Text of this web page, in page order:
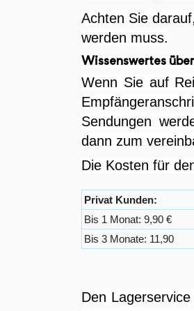
Achten Sie
werden muss.
Wissenswertes
Wenn Sie auf
Sendungen
dann zum
Die Kosten für
Privat Kunden:
Bis 1 Monat: 9,90 €
Bis 3 Monate: 11,90
Den